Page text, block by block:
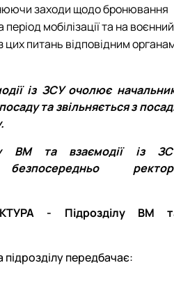
заходи щодо бронювання
мобілізації та на воєнний
цих питань відповідним
із ЗСУ очолює
та звільняється з
ВМ та взаємодії із
безпосередньо
- Підрозділу ВМ
підрозділу передбачає: